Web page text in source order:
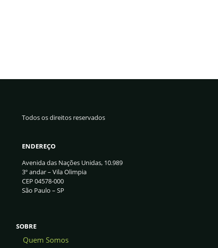
Todos os direitos reservados
ENDEREÇO
Avenida das Nações Unidas, 10.989
3º andar – Vila Olimpia
CEP 04578-000
São Paulo – SP
SOBRE
Quem Somos